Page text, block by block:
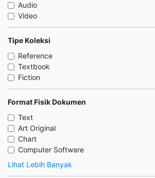
Audio
Video
Tipe Koleksi
Reference
Textbook
Fiction
Format Fisik Dokumen
Text
Art Original
Chart
Computer Software
Lihat Lebih Banyak